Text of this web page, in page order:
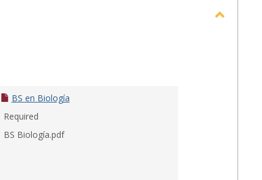
BS en Biología
Required
BS Biología.pdf